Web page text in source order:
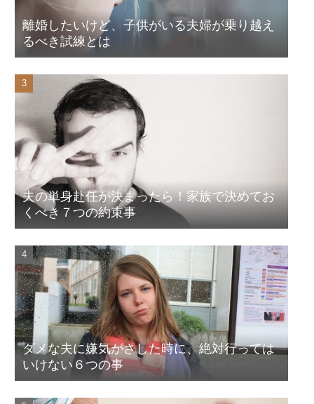
離婚したいけど、子供がいる夫婦が乗り越え
るべき試練とは
夫の単身赴任が決まったら！家族で決めてお
くべき７つの約束事
ダメな夫に嫌気がさした時に、絶対行っては
いけない６つの事